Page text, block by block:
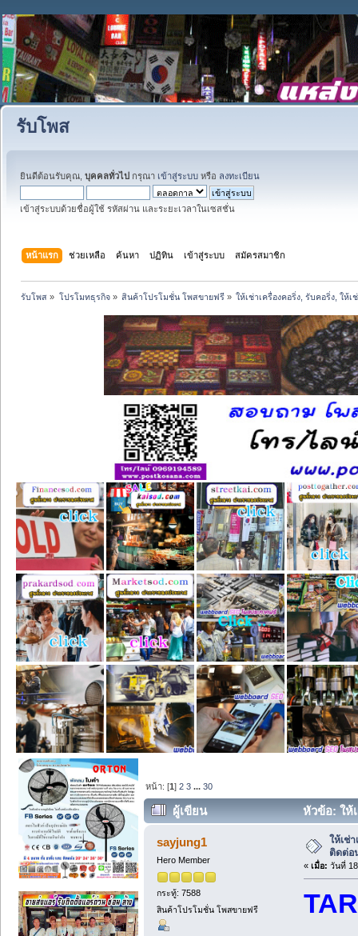
รับโพส
ยินดีต้อนรับคุณ, บุคคลทั่วไป กรุณา เข้าสู่ระบบ หรือ ลงทะเบียน
เข้าสู่ระบบด้วยชื่อผู้ใช้ รหัสผ่าน และระยะเวลาในเซสชั่น
หน้าแรก ช่วยเหลือ ค้นหา ปฏิทิน เข้าสู่ระบบ สมัครสมาชิก
รับโพส » โปรโมทธุรกิจ» สินค้าโปรโมชั่น โพสขายฟรี» ให้เช่าเครื่องคอริ่ง, รับคอริ่ง, ให้
หน้า: [1]2 3 ...30
ผู้เขียน
หัวข้อ: ให้
33825 ครั้ง)
sayjung1
Hero Member
กระทู้: 7588
สินค้าโปรโมชั่น โพสขายฟรี
ให้เช่
ติดต่อ
« เมื่อ: วันที่